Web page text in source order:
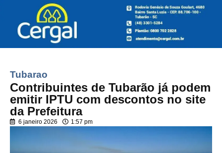
Tubarao
Contribuintes de Tubarão já podem
emitir IPTU com descontos no site
da Prefeitura
6 janeiro 2026 1:57 pm